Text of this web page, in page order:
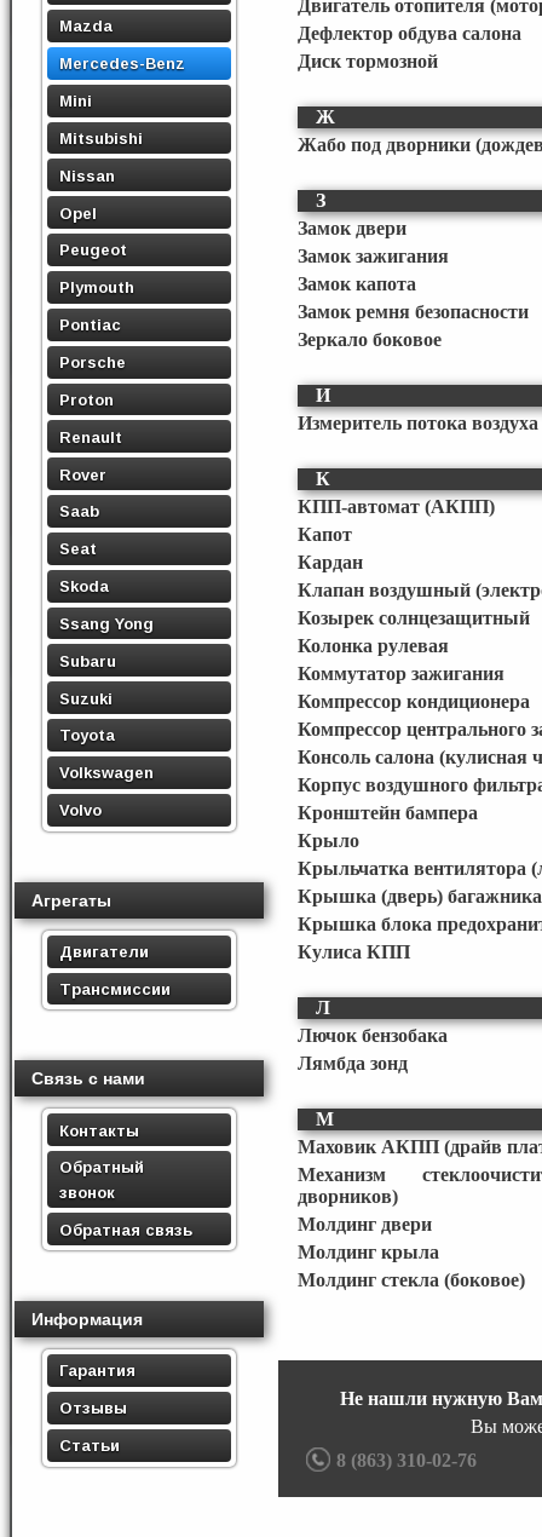
Mazda
Mercedes-Benz
Mini
Mitsubishi
Nissan
Opel
Peugeot
Plymouth
Pontiac
Porsche
Proton
Renault
Rover
Saab
Seat
Skoda
Ssang Yong
Subaru
Suzuki
Toyota
Volkswagen
Volvo
Агрегаты
Двигатели
Трансмиссии
Связь с нами
Контакты
Обратный
звонок
Обратная связь
Информация
Гарантия
Отзывы
Статьи
Двигатель отопителя
Дефлектор обдува салона
Диск тормозной
Ж
Жабо под дворники
З
Замок двери
Замок зажигания
Замок капота
Замок ремня безопасности
Зеркало боковое
И
Измеритель потока
К
КПП-автомат (АКПП)
Капот
Кардан
Клапан воздушный
Козырек солнцезащитный
Колонка рулевая
Коммутатор зажигания
Компрессор кондиционера
Компрессор центрального
Консоль салона (кулисная
Корпус воздушного
Кронштейн бампера
Крыло
Крыльчатка вентилятора
Крышка (дверь) багажника
Крышка блока
Кулиса КПП
Л
Лючок бензобака
Лямбда зонд
М
Маховик АКПП (драйв
Механизм
дворников)
Молдинг двери
Молдинг крыла
Молдинг стекла (боковое)
Не нашли нужную Вам
Вы
8 (863) 310-02-76